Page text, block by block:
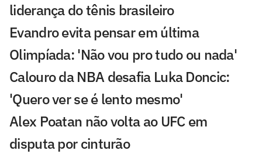
liderança do tênis brasileiro
Evandro evita pensar em última
Olimpíada: 'Não vou pro tudo ou nada'
Calouro da NBA desafia Luka Doncic:
'Quero ver se é lento mesmo'
Alex Poatan não volta ao UFC em
disputa por cinturão